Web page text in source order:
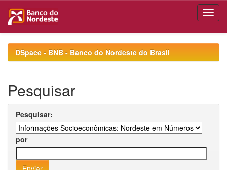
navigationDSpace - BNB - Banco do Nordeste do Brasil
Pesquisar
Pesquisar:
por